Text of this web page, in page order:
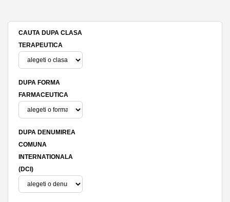
CAUTA DUPA CLASA
TERAPEUTICA
DUPA FORMA
FARMACEUTICA
DUPA DENUMIREA
COMUNA
INTERNATIONALA
(DCI)